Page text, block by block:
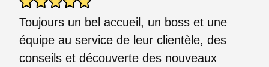
Toujours un bel accueil, un boss et une
équipe au service de leur clientèle, des
conseils et découverte des nouveaux